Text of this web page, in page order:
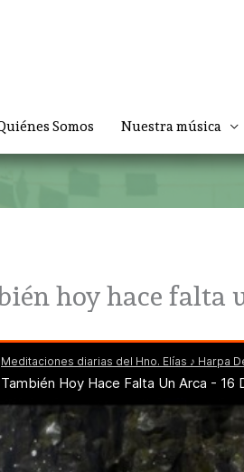
Somos Nuestra música
hoy hace falta